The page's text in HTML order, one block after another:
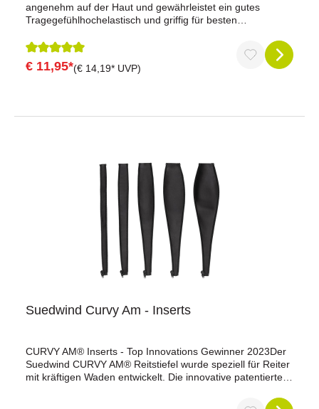
angenehm auf der Haut und gewährleistet ein gutes
Tragegefühlhochelastisch und griffig für besten
mehr Bewegungsfreiheitmit Handgelenksfixierung durch
Klettverschlussmaschinenwaschbar bei 30 °C50 %
Polyester, 50 % PolyurethanGrößen:XS, S, M, L, XL
Durchschnittliche Bewertung von 5 von 5 Sternen
€ 11,95*(€ 14,19* UVP)
Suedwind Curvy Am - Inserts
CURVY AM® Inserts - Top Innovations Gewinner 2023Der
Suedwind CURVY AM® Reitstiefel wurde speziell für Reiter
mit kräftigen Waden entwickelt. Die innovative patentierte
verschiedene Wadenweiten durch austauschbare Einsätze.